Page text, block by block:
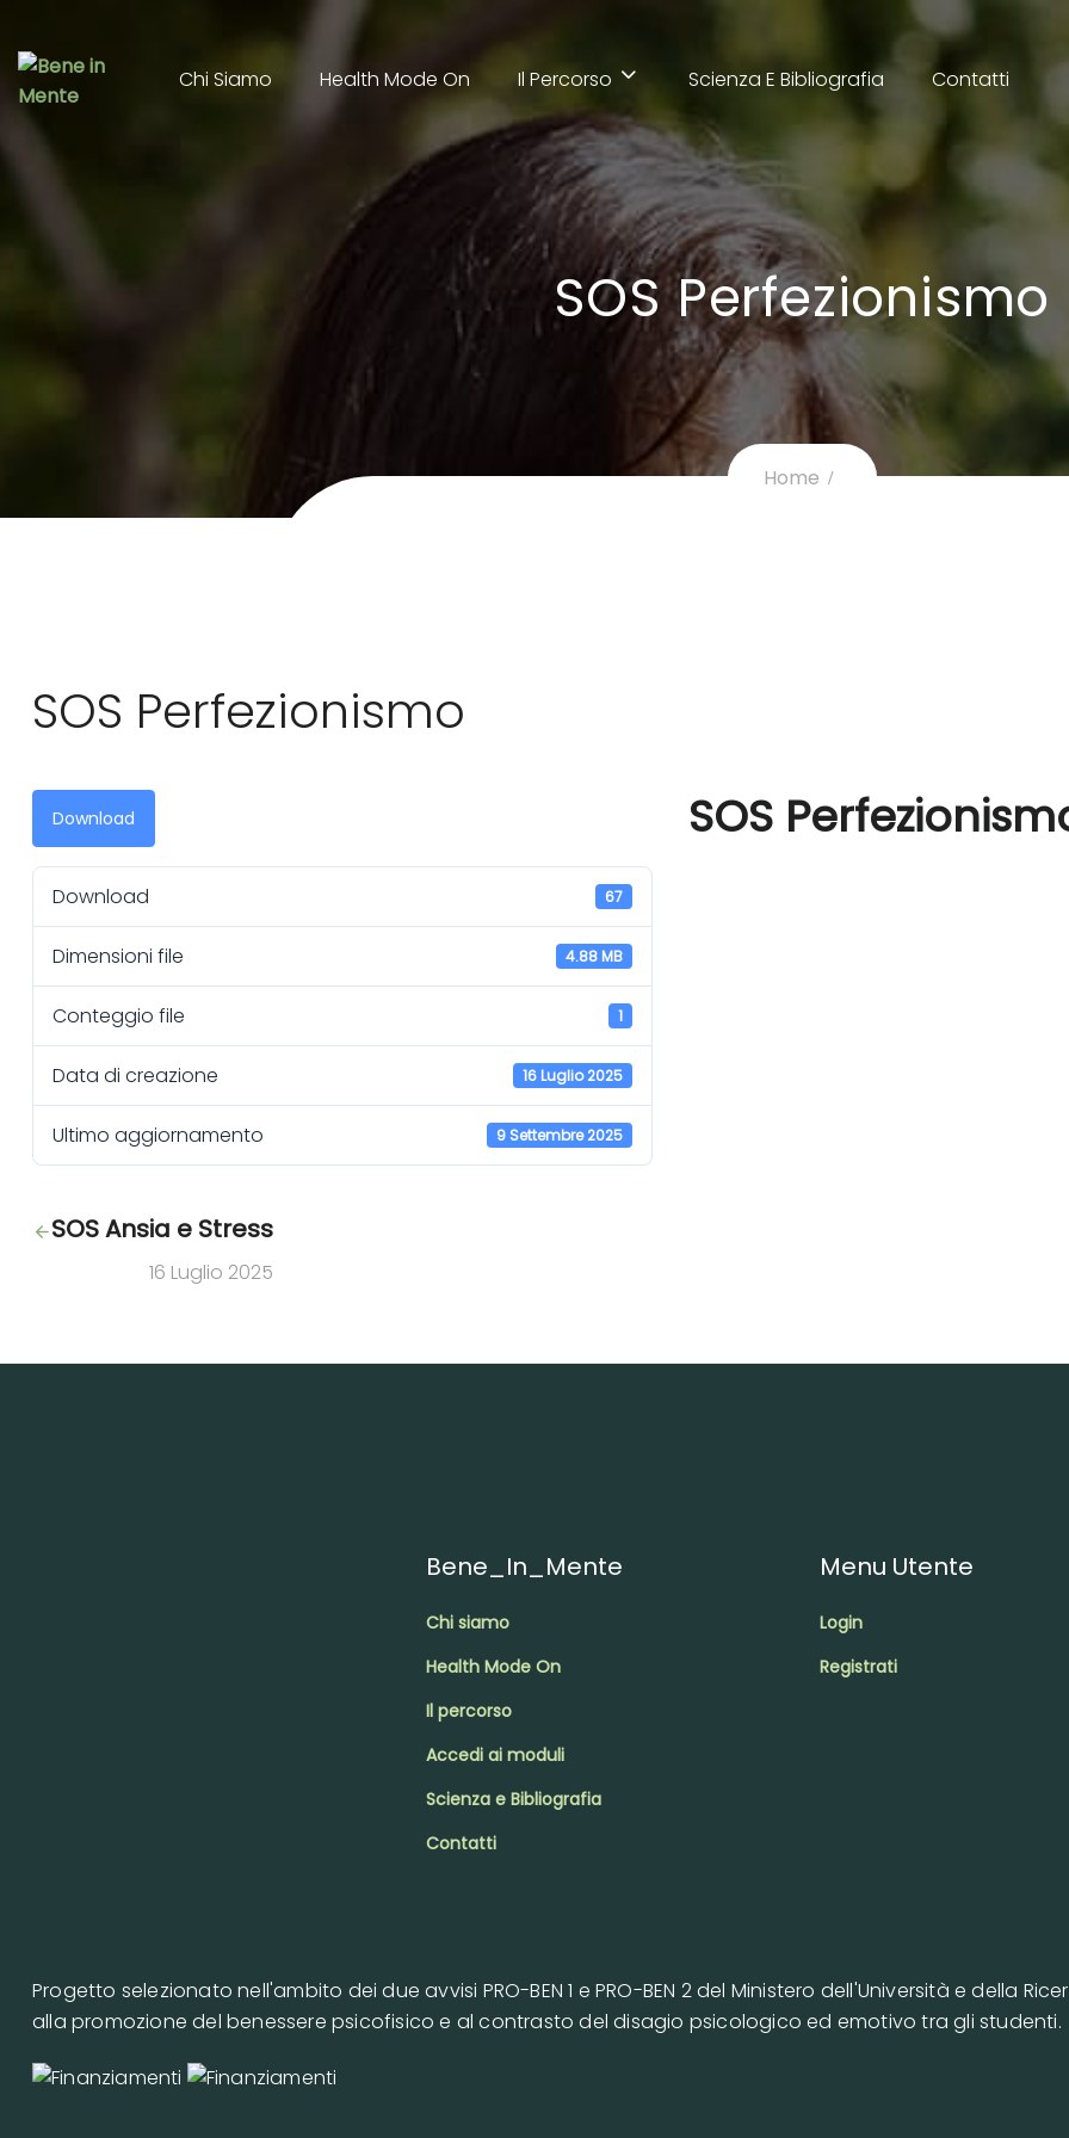
Chi Siamo Health Mode On Il Percorso Scienza E Bibliografia Contatti
SOS Perfezionismo
Home
SOS Perfezionismo
Download
Download 67
Dimensioni file 4.88 MB
Conteggio file 1
Data di creazione 16 Luglio 2025
Ultimo aggiornamento 9 Settembre 2025
SOS
SOS Ansia e Stress
16 Luglio 2025
Bene_In_Mente
Chi siamo
Health Mode On
Il percorso
Accedi ai moduli
Scienza e Bibliografia
Contatti
Menu Utente
Login
Registrati
Progetto selezionato nell'ambito dei due avvisi PRO-BEN 1 e PRO-BEN 2 del Ministero dell'Università e della
alla promozione del benessere psicofisico e al contrasto del disagio psicologico ed emotivo tra gli studenti.